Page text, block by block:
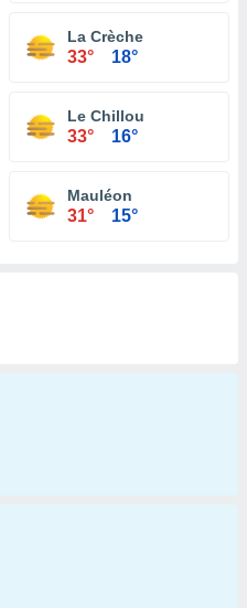
La Crèche
33° 18°
Le Chillou
33° 16°
Mauléon
31° 15°